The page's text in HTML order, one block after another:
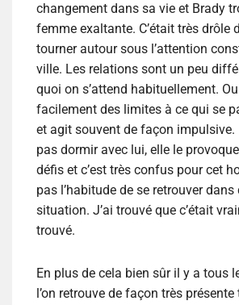
changement dans sa vie et Brady
femme exaltante. C’était très drôle
tourner autour sous l’attention
ville. Les relations sont un peu
quoi on s’attend habituellement.
facilement des limites à ce qui se
et agit souvent de façon impulsive.
pas dormir avec lui, elle le
défis et c’est très confus pour cet
pas l’habitude de se retrouver dans
situation. J’ai trouvé que c’était
trouvé.
En plus de cela bien sûr il y a tous
l’on retrouve de façon très